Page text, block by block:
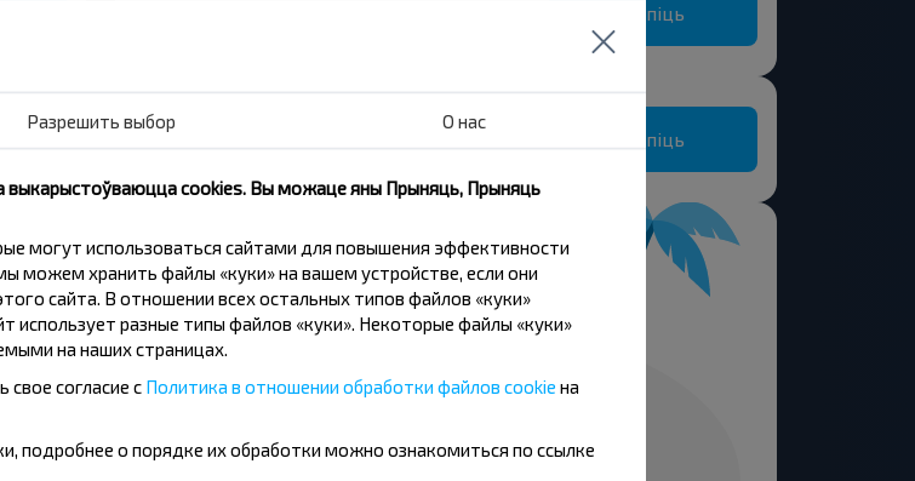
Купіць
Беляевка, Чечерский р-н ГОМЕЛЬСКАЯ ОБЛ.
Купіць
прапановы
з намі танней!
Разрешить выбор О нас
выкарыстоўваюцца cookies. Вы можаце яны Прыняць, Прыняць
могут использоваться сайтами для повышения эффективности
можем хранить файлы «куки» на вашем устройстве, если они
сайта. В отношении всех остальных типов файлов «куки»
использует разные типы файлов «куки». Некоторые файлы «куки»
на наших страницах.
согласие с Политика в отношении обработки файлов cookie на
подробнее о порядке их обработки можно ознакомиться по ссылке